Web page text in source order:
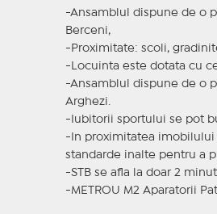
-Ansamblul dispune de o
Berceni,
-Proximitate: scoli,
-Locuinta este dotata cu
-Ansamblul dispune de o
Arghezi.
-Iubitorii sportului se pot
-In proximitatea imobilului
standarde inalte pentru a
-STB se afla la doar 2
-METROU M2 Aparatorii